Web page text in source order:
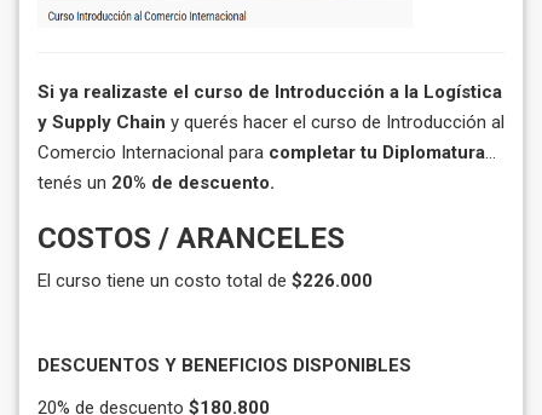
Si ya realizaste el curso de Introducción a la Logística
y Supply Chain y querés hacer el curso de Introducción al
Comercio Internacional para completar tu Diplomatura...
tenés un 20% de descuento.
COSTOS / ARANCELES
El curso tiene un costo total de $226.000
DESCUENTOS Y BENEFICIOS DISPONIBLES
20% de descuento $180.800